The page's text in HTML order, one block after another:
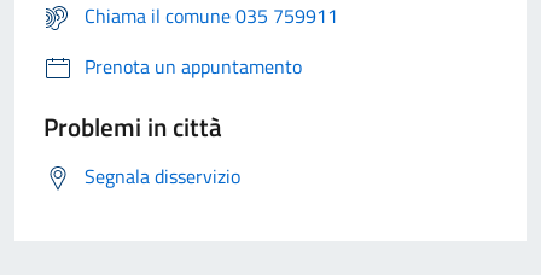
Chiama il comune 035 759911
Prenota un appuntamento
Problemi in città
Segnala disservizio